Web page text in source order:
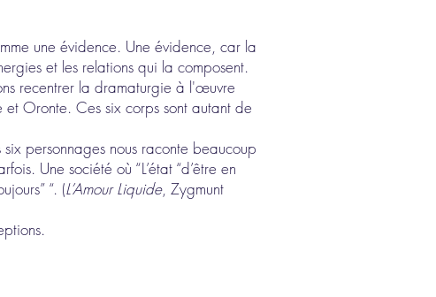
une évidence. Une évidence, car la
et les relations qui la composent.
recentrer la dramaturgie à l'œuvre
Oronte. Ces six corps sont autant de
personnages nous raconte beaucoup
Une société où “L’état “d’être en
“. (L’Amour Liquide, Zygmunt